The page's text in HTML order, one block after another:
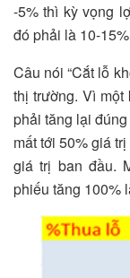
-5% thì kỳ vọng
đó phải là 10-
Câu nói “Cắt lỗ
thị trường. Vì
phải tăng lại
mất tới 50% giá
giá trị ban đầu.
phiếu tăng 100%